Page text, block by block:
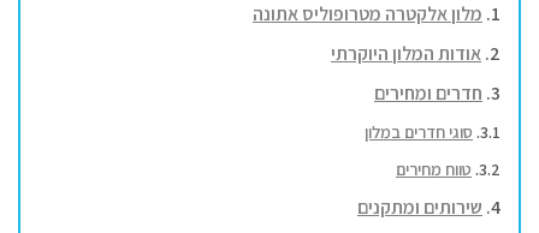
מלון אלקטרה מטרופוליס אתונה
אודות המלון היוקרתי
חדרים ומחירים
סוגי חדרים במלון
טווח מחירים
שירותים ומתקנים